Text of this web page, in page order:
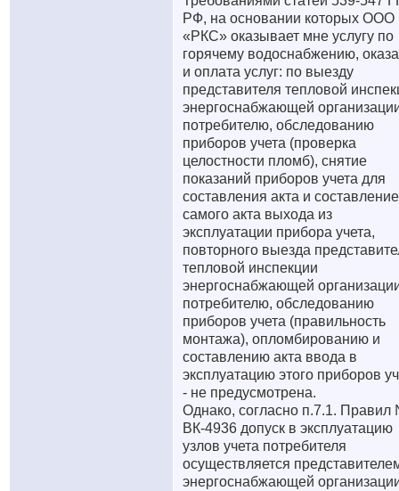
РФ, на основании которых ООО
«РКС» оказывает мне услугу по
горячему водоснабжению,
и оплата услуг: по выезду
представителя тепловой
энергоснабжающей
потребителю, обследованию
приборов учета (проверка
целостности пломб), снятие
показаний приборов учета для
составления акта и составление
самого акта выхода из
эксплуатации прибора учета,
повторного выезда
тепловой инспекции
энергоснабжающей
потребителю, обследованию
приборов учета (правильность
монтажа), опломбированию и
составлению акта ввода в
эксплуатацию этого приборов
- не предусмотрена.
Однако, согласно п.7.1.
ВК-4936 допуск в эксплуатацию
узлов учета потребителя
осуществляется
энергоснабжающей